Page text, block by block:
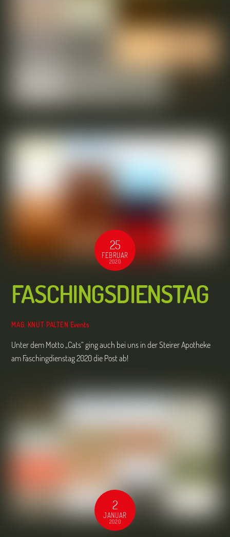
25
FEBRUAR
2020
FASCHINGSDIENSTAG
MAG. KNUT PALTEN Events
Unter dem Motto „Cats“ ging auch bei uns in der Steirer Apotheke
am Faschingdienstag 2020 die Post ab!
2
JANUAR
2020